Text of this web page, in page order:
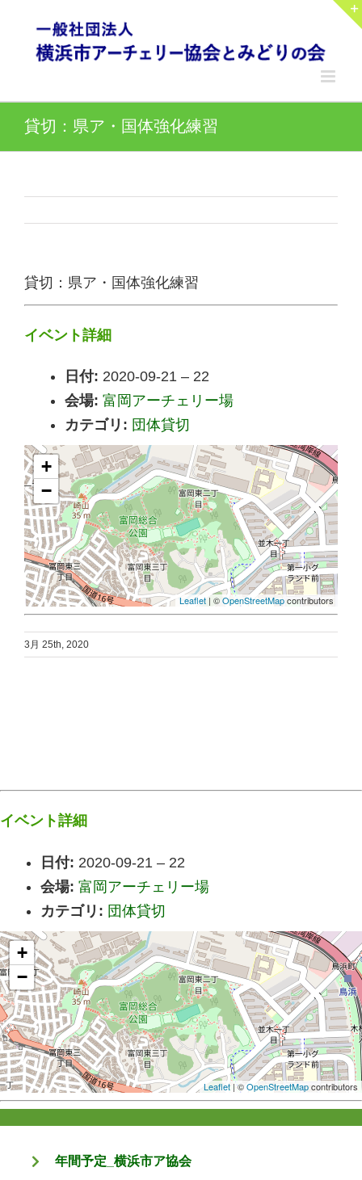
content
貸切：県ア・国体強化練習
貸切：県ア・国体強化練習
イベント詳細
日付: 2020-09-21 – 22
会場: 富岡アーチェリー場
カテゴリ: 団体貸切
+
−
Leaflet | ©OpenStreetMapcontributors
3月 25th, 2020
イベント詳細
日付: 2020-09-21 – 22
会場: 富岡アーチェリー場
カテゴリ: 団体貸切
+
−
Leaflet | ©OpenStreetMapcontributors
年間予定_横浜市ア協会